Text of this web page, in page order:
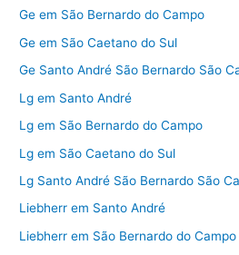
Ge em São Bernardo do Campo
Ge em São Caetano do Sul
Ge Santo André São Bernardo São
Lg em Santo André
Lg em São Bernardo do Campo
Lg em São Caetano do Sul
Lg Santo André São Bernardo São
Liebherr em Santo André
Liebherr em São Bernardo do Campo